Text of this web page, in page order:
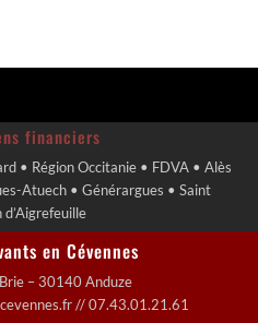
financiers
• Région Occitanie • FDVA • Alès
Atuech • Générargues • Saint
d’Aigrefeuille
en Cévennes
– 30140 Anduze
// 07.43.01.21.61